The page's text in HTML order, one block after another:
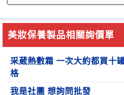
美妝保養製品相關詢價單
采葳熱敷霜 一次大約都買十
格
我是社團 想詢問批發